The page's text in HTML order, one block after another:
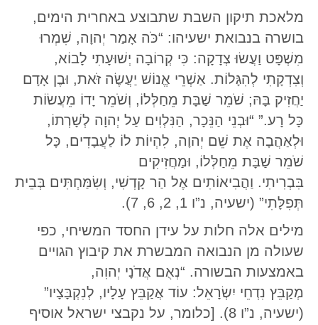
מלאכת תיקון השבת שתבוצע באחרית הימים,
בושרה בנבואת ישעיהו: “כֹּה אָמַר יְהוָה, שִׁמְרוּ
מִשְׁפָּט וַעֲשׂוּ צְדָקָה: כִּי קְרוֹבָה יְשׁוּעָתִי לָבוֹא,
וְצִדְקָתִי לְהִגָּלוֹת. אַשְׁרֵי אֱנוֹשׁ יַעֲשֶׂה זֹּאת, וּבֶן אָדָם
יַחֲזִיק בָּהּ; שֹׁמֵר שַׁבָּת מֵחַלְּלוֹ, וְשֹׁמֵר יָדוֹ מֵעֲשׂוֹת
כָּל רָע.” “וּבְנֵי הַנֵּכָר, הַנִּלְוִים עַל יְהוָה לְשָׁרְתוֹ,
וּלְאַהֲבָה אֶת שֵׁם יְהוָה, לִהְיוֹת לוֹ לַעֲבָדִים, כָּל
שֹׁמֵר שַׁבָּת מֵחַלְּלוֹ, וּמַחֲזִיקִים
בִּבְרִיתִי. וַהֲבִיאוֹתִים אֶל הַר קָדְשִׁי, וְשִׂמַּחְתִּים בְּבֵית
תְּפִלָּתִי” (ישעיה, נ”ו 1, 2, 6, 7).
מילים אלה חלות על עידן החסד המשיחי, כפי
שעולה מן הנבואה המבשרת את קיבוץ הגויים
באמצעות הבשורה. “נְאֻם אֲדֹנָי יְהוִה,
מְקַבֵּץ נִדְחֵי יִשְׂרָאֵל: עוֹד אֲקַבֵּץ עָלָיו, לְנִקְבָּצָיו”
(ישעיה, נ”ו 8). [כלומר, על נקבצי ישראל אוסיף